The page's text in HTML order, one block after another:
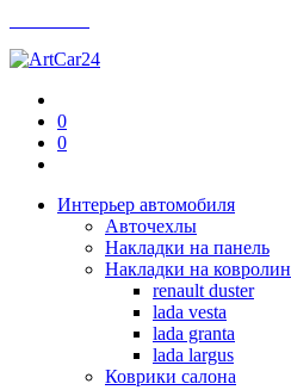
0
0
Интерьер автомобиля
Авточехлы
Накладки на панель
Накладки на ковролин
renault duster
lada vesta
lada granta
lada largus
Коврики салона